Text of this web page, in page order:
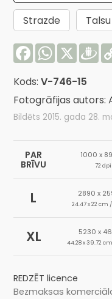
Strazde
FacebookWhatsApp
X
Kods:V-746-15
Fotogrāfijas autors:
Bildēts 2015. gada 28.
PAR
BRĪVU
1000 x
72 dpi
L 2890 x
24.47 x 22 cm
XL 5230 x
44.28 x 39.72
REDZĒT licence
Bezmaksas